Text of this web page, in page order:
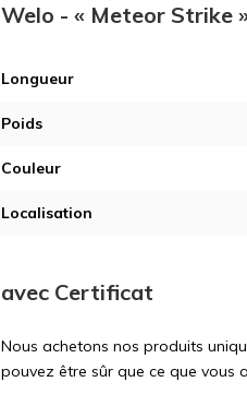
Welo - « Meteor Strike
Longueur
Poids
Couleur
Localisation
avec Certificat
Nous achetons nos produits
pouvez être sûr que ce que vous